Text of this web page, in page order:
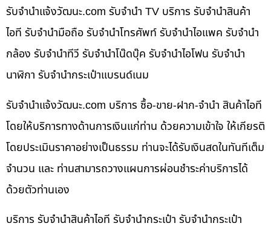
รับจํานําแจ้งวัฒนะ.com รับจำนำ TV บริการ รับจำนำสินค้า
ไอที รับจำนำมือถือ รับจำนำโทรศัพท์ รับจำนำไอแพค รับจำนำ
กล้อง รับจำนำทีวี รับจำนำโน๊ดบุ๊ค รับจำนำไอโฟน รับจำนำ
นาฬิกา รับจำนำกระเป๋าแบรนด์เนม
รับจํานําแจ้งวัฒนะ.com บริการ ซื้อ-ขาย-ฝาก-จำนำ สินค้าไอที
โดยให้บริการทางด้านการเงินแก่ท่าน ด้วยความเข้าใจ ให้เกียรติ
โดยประเมินราคาอย่างเป็นธรรม ท่านจะได้รับเงินสดในทันทีเต็ม
จำนวน และ ท่านสามารถวางแผนการผ่อนชำระค่าบริการได้
ด้วยตัวท่านเอง
บริการ รับจำนำสินค้าไอที รับจำนำกระเป๋า รับจำนำกระเป๋า